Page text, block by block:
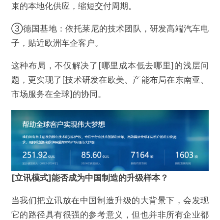
束的本地化供应，缩短交付周期。
③德国基地：依托莱尼的技术团队，研发高端汽车电
子，贴近欧洲车企客户。
这种布局，不仅解决了[哪里成本低去哪里]的浅层问
题，更实现了[技术研发在欧美、产能布局在东南亚、
市场服务在全球]的协同。
[立讯模式]能否成为中国制造的升级样本？
当我们把立讯放在中国制造升级的大背景下，会发现
它的路径具有很强的参考意义，但也并非所有企业都